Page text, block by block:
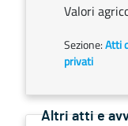
Valori
Sezione:Atti
privati
Altri atti e